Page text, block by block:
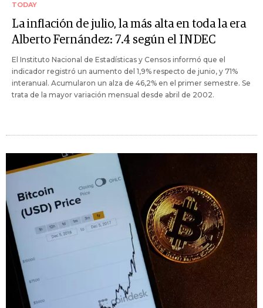
TODAY
La inflación de julio, la más alta en toda la era
Alberto Fernández: 7.4 según el INDEC
El Instituto Nacional de Estadísticas y Censos informó que el
indicador registró un aumento del 1,9% respecto de junio, y 71%
interanual. Acumularon un alza de 46,2% en el primer semestre. Se
trata de la mayor variación mensual desde abril de 2002.